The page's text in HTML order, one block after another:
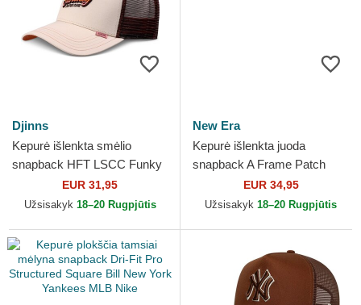
Djinns
Kepurė išlenkta smėlio
snapback HFT LSCC Funky
EUR 31,95
Užsisakyk 18–20 Rugpjūtis
New Era
Kepurė išlenkta juoda
snapback A Frame Patch
Denim New Era
EUR 34,95
Užsisakyk 18–20 Rugpjūtis